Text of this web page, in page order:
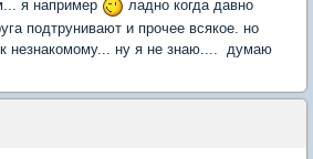
я например
ладно когда давно
подтрунивают и прочее всякое. но
к незнакомому... ну я не знаю.... думаю